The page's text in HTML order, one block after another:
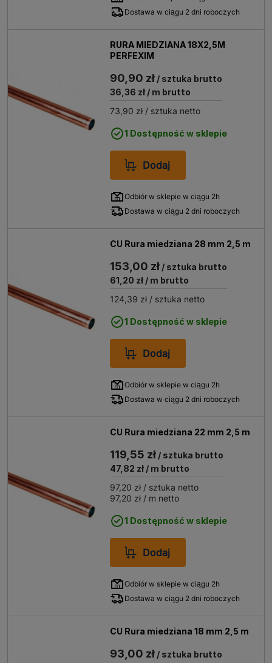
zastosowań w instalacjach wymagających
szczególnie dużej trwałości, np. w systemach
przemysłowych czy wysokociśnieniowych.
Do kluczowych właściwości rur miedzianych należą:
wysoka odporność na korozję elektrochemiczną,
co wynika z naturalnych właściwości miedzi i
przedłuża trwałość instalacji,
dobra przewodność cieplna, która pozwala na
efektywne wykorzystanie energii w systemach
wytrzymałość na działanie wysokich temperatur i
ciśnień zgodnych z obowiązującymi normami
potwierdzona biozgodność i bezpieczeństwo dla
zdrowia ludzkiego, co jest szczególnie istotne w
instalacjach wody pitnej,
ułatwiony montaż, w tym możliwość
uszkodzenia struktury materiału.
Dzięki tym właściwościom rury miedziane stanowią
materiał ekologiczny, który spełnia wysokie standardy
jakości i bezpieczeństwa wymagane we współczesnym
budownictwie oraz instalacjach przemysłowych.
Jakie rury miedziane kupić, aby
cieszyć się bezawaryjną pracą
systemu przez lata?
Przed dokonaniem zakupu warto dokładnie sprawdzić
parametry techniczne takie jak średnica zewnętrzna
oraz grubość ścianki wyrobu. Odpowiednio dobrane
projektowymi, aby zapewnić optymalny przepływ
czynnika grzewczego w grzejnikach.
Należy również zwrócić uwagę na obecność otuliny
termoizolacyjnej, którą posiadają niektóre rury
miedziane dostępne w naszym asortymencie.
Prawidłowy wybór elementu izolowanego pozwala
obniżyć rachunki za ogrzewanie i chroni przed
przypadkowymi oparzeniami przy kontakcie z gorącą
powierzchnią przewodów.
Postaw na rury miedziane
najwyższej jakości od Bricoman
Inwestycja w sprawdzone materiały budowlane zawsze
przynosi wymierne korzyści finansowe, gdyż eliminuje
Solidne rury i kształtki miedziane są niepalne i w
Dostawa w ciągu 2 dni roboczych
RURA MIEDZIANA 18X2,5M
PERFEXIM
90,90 zł / sztuka brutto
36,36 zł / m brutto
73,90 zł / sztuka netto
1 Dostępność w sklepie
Dodaj
Odbiór w sklepie w ciągu 2h
Dostawa w ciągu 2 dni roboczych
CU Rura miedziana 28 mm 2,5 m
153,00 zł / sztuka brutto
61,20 zł / m brutto
124,39 zł / sztuka netto
1 Dostępność w sklepie
Dodaj
Odbiór w sklepie w ciągu 2h
Dostawa w ciągu 2 dni roboczych
CU Rura miedziana 22 mm 2,5 m
119,55 zł / sztuka brutto
47,82 zł / m brutto
97,20 zł / sztuka netto
97,20 zł / m netto
1 Dostępność w sklepie
Dodaj
Odbiór w sklepie w ciągu 2h
Dostawa w ciągu 2 dni roboczych
CU Rura miedziana 18 mm 2,5 m
93,00 zł / sztuka brutto